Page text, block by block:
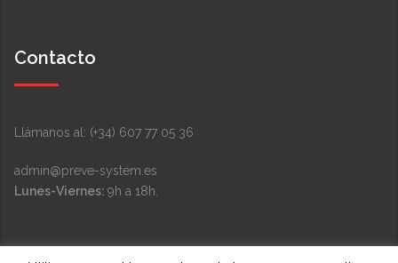
Contacto
Llámanos al: (+34) 607 77 05 36
admin@preve-system.es
Lunes-Viernes: 9h a 18h.
Facebook InstagramLinkedIn YouTube Twitter